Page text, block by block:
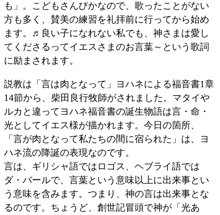
も」。こどもさんびかなので、歌ったことがない
方も多く、賛美の練習を礼拝前に行ってから始め
ます。♬良い子になれない私でも、神さまは愛し
てくださるってイエスさまのお言葉～という歌詞
に励まされます。
説教は「言は肉となって」ヨハネによる福音書1章
14節から、柴田良行牧師がされました。マタイや
ルカと違ってヨハネ福音書の誕生物語は言・命・
光としてイエス様が描かれます。今日の箇所、
「言が肉となって私たちの間に宿られた」は、ヨ
ハネ流の降誕の表現なのです。
言は、ギリシャ語ではロゴス、ヘブライ語では
ダ・バールで、言葉という意味以上に出来事とい
う意味を含みます。つまり、神の言は出来事とな
るのです。ちょうど、創世記冒頭で神が「光あ